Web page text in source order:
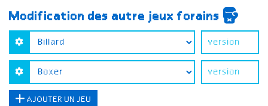
Modification des autre jeux forains
AJOUTER UN JEU